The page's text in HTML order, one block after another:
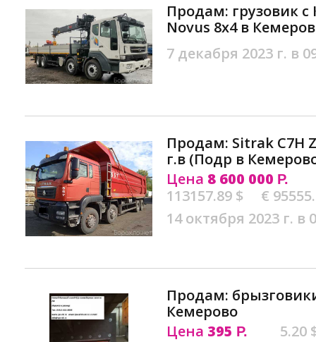
Продам: грузовик с
Novus 8х4 в
7 декабря 2023 г. в
Продам: Sitrak C7H
г.в (Подр в
Цена 8 600 000 Р.
113157.89 $
€
14 октября 2023 г. в
Продам:
Кемерово
Цена 395 Р.
5.20